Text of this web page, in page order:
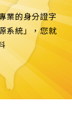
業的身分證字
系統」，您就